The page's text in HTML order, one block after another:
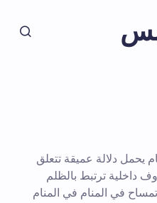
يحمل دلالة عميقة تتعلق
داخلية ترتبط بالظلم
في المنام في المنام